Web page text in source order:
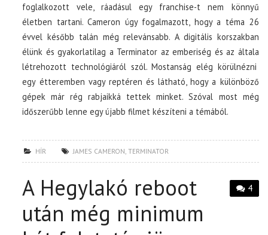
foglalkozott vele, ráadásul egy franchise-t nem könnyű
életben tartani. Cameron úgy fogalmazott, hogy a téma 26
évvel később talán még relevánsabb. A digitális korszakban
élünk és gyakorlatilag a Terminator az emberiség és az általa
létrehozott technológiáról szól. Mostanság elég körülnézni
egy étteremben vagy reptéren és látható, hogy a különböző
gépek már rég rabjaikká tettek minket. Szóval most még
időszerűbb lenne egy újabb filmet készíteni a témából.
HÍR JAMES CAMERON ,TERMINATOR
4
A Hegylakó reboot
után még minimum